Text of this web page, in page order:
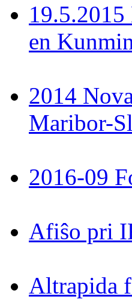
en
2014
Maribor-
2016-09
Afiŝo pri
Altrapida